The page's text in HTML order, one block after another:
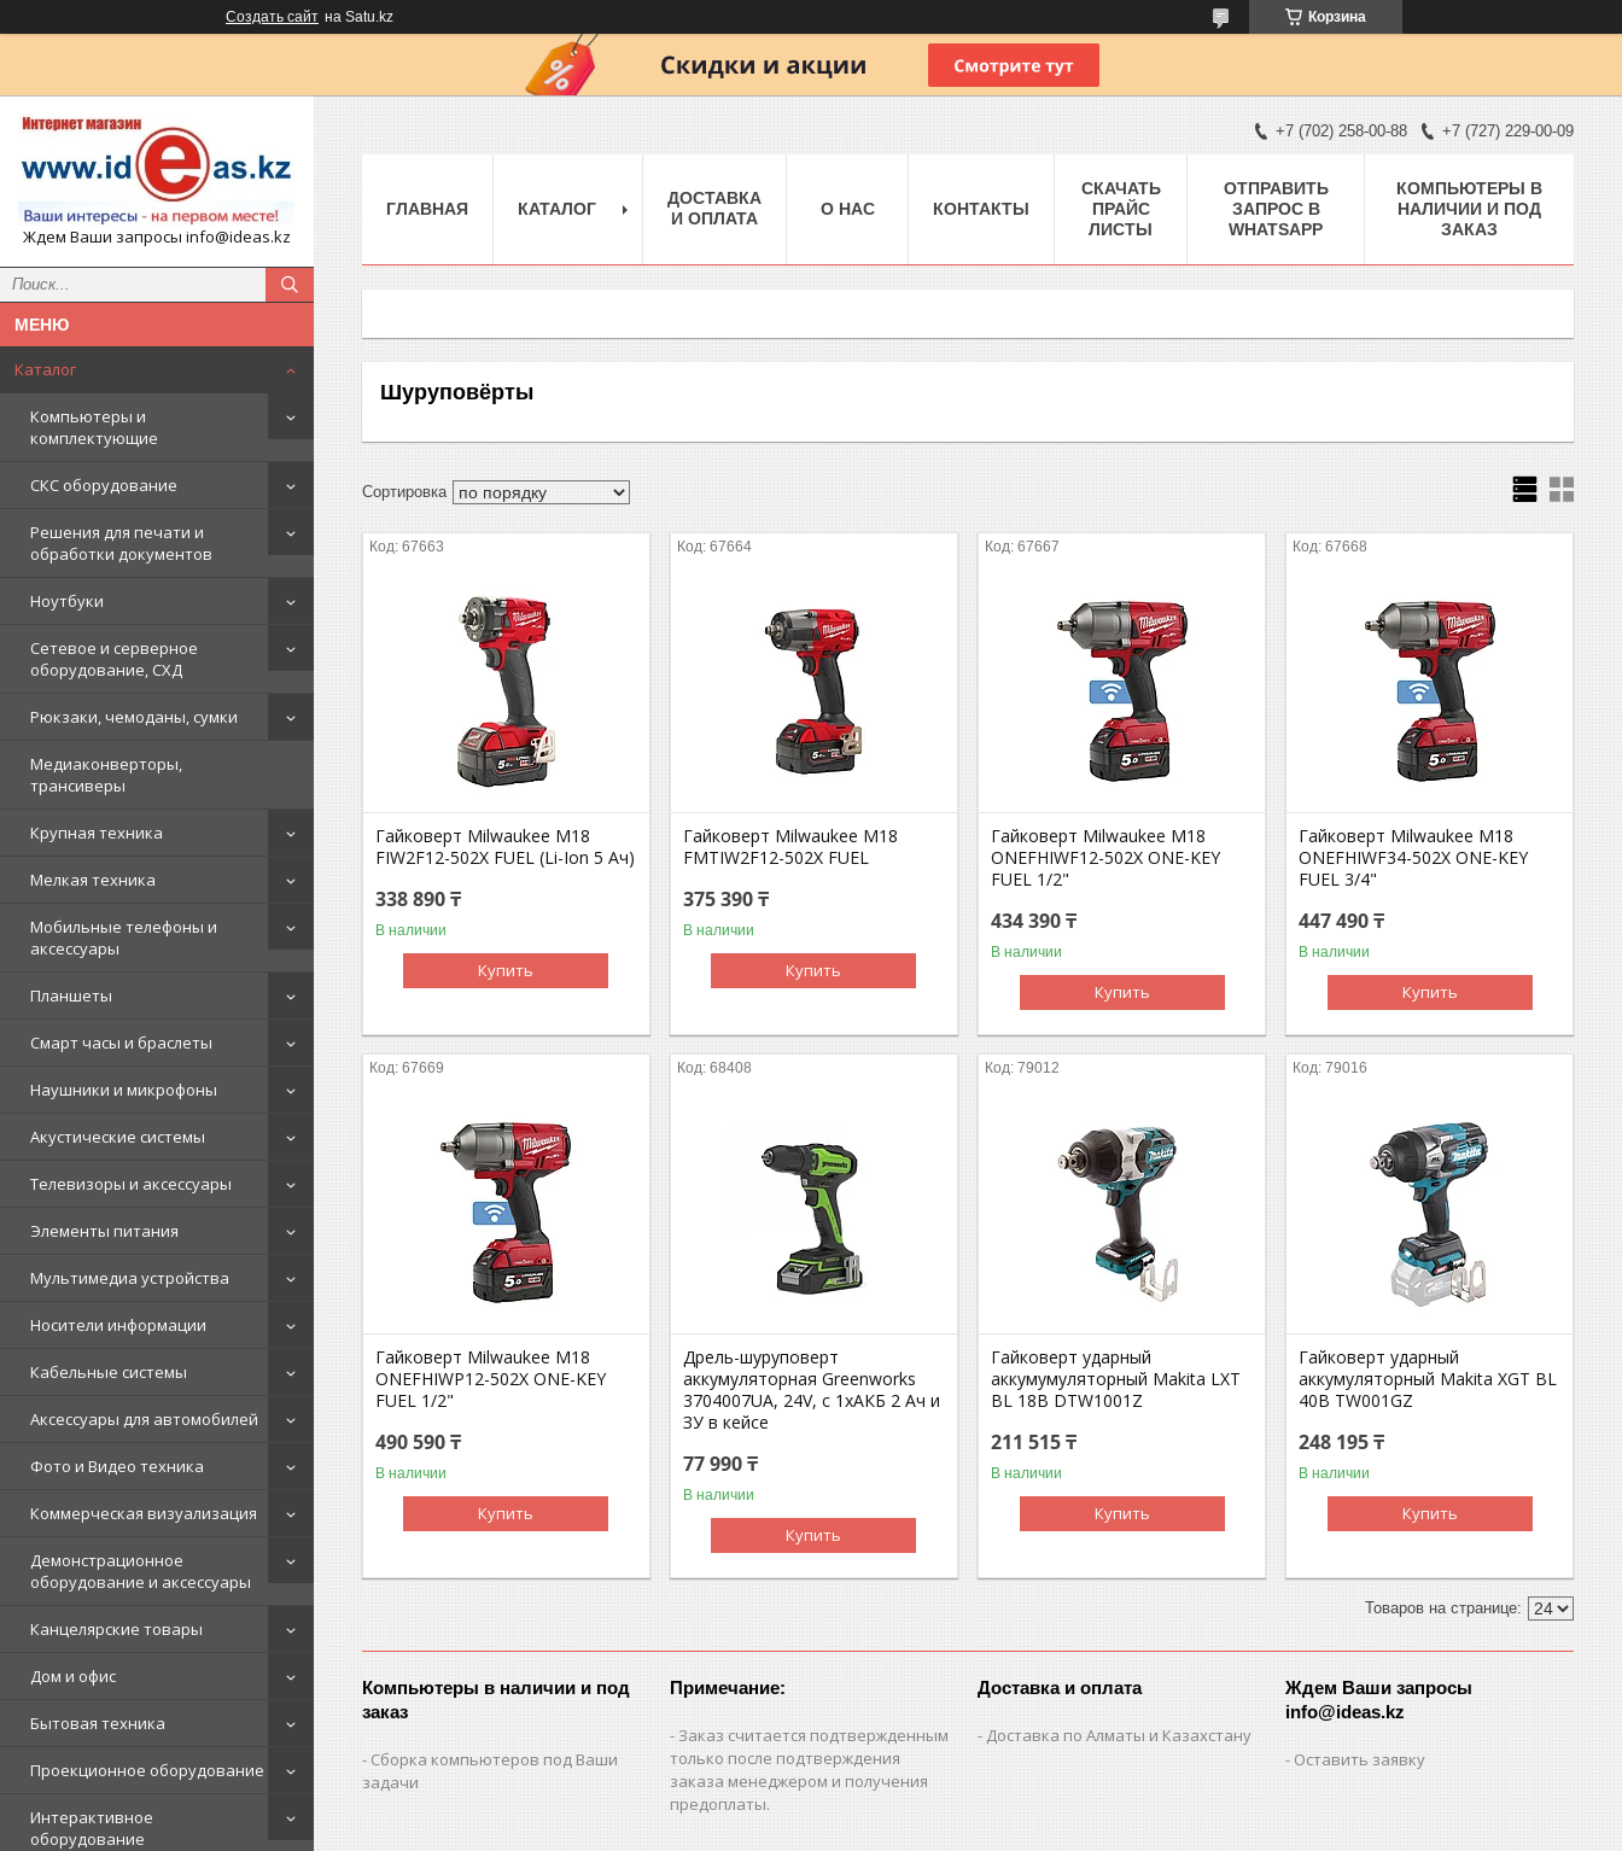
Создать сайт на Satu.kz Корзина
Ждем Ваши запросы info@ideas.kz
Каталог
Компьютеры и
комплектующие
СКС оборудование
Решения для печати и
обработки документов
Ноутбуки
Сетевое и серверное
оборудование, СХД
Рюкзаки, чемоданы, сумки
Медиаконверторы,
трансиверы
Крупная техника
Мелкая техника
Мобильные телефоны и
аксессуары
Планшеты
Смарт часы и браслеты
Наушники и микрофоны
Акустические системы
Телевизоры и аксессуары
Элементы питания
Мультимедиа устройства
Носители информации
Кабельные системы
Аксессуары для автомобилей
Фото и Видео техника
Коммерческая визуализация
Демонстрационное
оборудование и аксессуары
Канцелярские товары
Дом и офис
Бытовая техника
Проекционное оборудование
Интерактивное
оборудование
+7 (702) 258-00-88 +7 (727) 229-00-09
ГЛАВНАЯ КАТАЛОГ
ДОСТАВКА
И ОПЛАТА
О НАС КОНТАКТЫ
СКАЧАТЬ
ПРАЙС
ЛИСТЫ
ОТПРАВИТЬ
ЗАПРОС В
WHATSAPP
КОМПЬЮТЕРЫ В
НАЛИЧИИ И ПОД
ЗАКАЗ
Шуруповёрты
67663
Гайковерт Milwaukee M18
FIW2F12-502X FUEL (Li-Ion 5 Ач)
338 890 ₸
В наличии
Купить
67664
Гайковерт Milwaukee M18
FMTIW2F12-502X FUEL
375 390 ₸
В наличии
Купить
67667
Гайковерт Milwaukee M18
ONEFHIWF12-502X ONE-KEY
FUEL 1/2"
434 390 ₸
В наличии
Купить
67668
Гайковерт Milwaukee M18
ONEFHIWF34-502X ONE-KEY
FUEL 3/4"
447 490 ₸
В наличии
Купить
67669
Гайковерт Milwaukee M18
ONEFHIWP12-502X ONE-KEY
FUEL 1/2"
490 590 ₸
В наличии
Купить
68408
Дрель-шуруповерт
аккумуляторная Greenworks
3704007UA, 24V, c 1хАКБ 2 Ач и
ЗУ в кейсе
77 990 ₸
В наличии
Купить
79012
Гайковерт ударный
аккумумуляторный Makita LXT
BL 18В DTW1001Z
211 515 ₸
В наличии
Купить
79016
Гайковерт ударный
аккумуляторный Makita XGT BL
40В TW001GZ
248 195 ₸
В наличии
Купить
Компьютеры в наличии и под
заказ
Сборка компьютеров под Ваши
задачи
Примечание:
Заказ считается подтвержденным
только после подтверждения
заказа менеджером и получения
предоплаты.
Доставка и оплата
Доставка по Алматы и Казахстану
Ждем Ваши запросы
info@ideas.kz
Оставить заявку